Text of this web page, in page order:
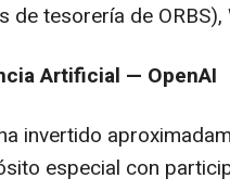
de tesorería de
Artificial — OpenAI
invertido
especial con